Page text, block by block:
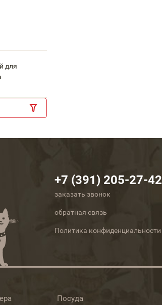
для
+7 (391) 205-27-42
заказать звонок
обратная связь
Политика конфиденциальности
Посуда